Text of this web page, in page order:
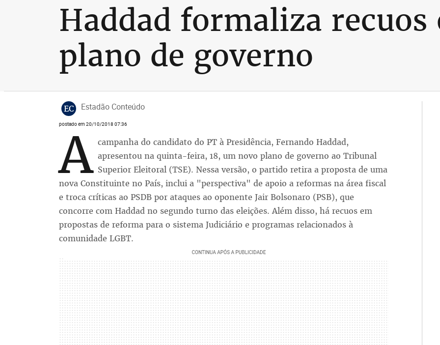
Haddad formaliza recuos
plano de governo
EC Estadão Conteúdo
postado em 20/10/2018 07:36
A campanha do candidato do PT à Presidência, Fernando Haddad,
apresentou na quinta-feira, 18, um novo plano de governo ao Tribunal
Superior Eleitoral (TSE). Nessa versão, o partido retira a proposta de uma
nova Constituinte no País, inclui a "perspectiva" de apoio a reformas na área fiscal
e troca críticas ao PSDB por ataques ao oponente Jair Bolsonaro (PSB), que
concorre com Haddad no segundo turno das eleições. Além disso, há recuos em
propostas de reforma para o sistema Judiciário e programas relacionados à
comunidade LGBT.